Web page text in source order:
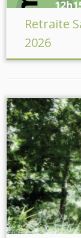
Retraite
2026